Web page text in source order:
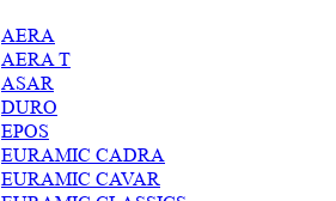
AERA
AERA T
ASAR
DURO
EPOS
EURAMIC CADRA
EURAMIC CAVAR